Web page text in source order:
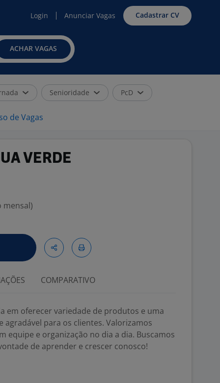
Login Anunciar Vagas Cadastrar CV
ACHAR VAGAS
Senioridade PcD
de Vagas
VERDE
mensal)
COMPARATIVO
em oferecer variedade de produtos e uma
agradável para os clientes. Valorizamos
equipe e organização no dia a dia. Buscamos
de aprender e crescer conosco!